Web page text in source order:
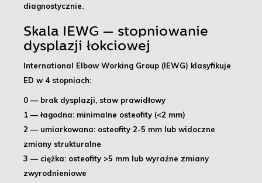
diagnostycznie.
Skala IEWG — stopniowanie
dysplazji łokciowej
International Elbow Working Group (IEWG) klasyfikuje
ED w 4 stopniach:
0 — brak dysplazji, staw prawidłowy
1 — łagodna: minimalne osteofity (<2 mm)
2 — umiarkowana: osteofity 2-5 mm lub widoczne
zmiany strukturalne
3 — ciężka: osteofity >5 mm lub wyraźne zmiany
zwyrodnieniowe